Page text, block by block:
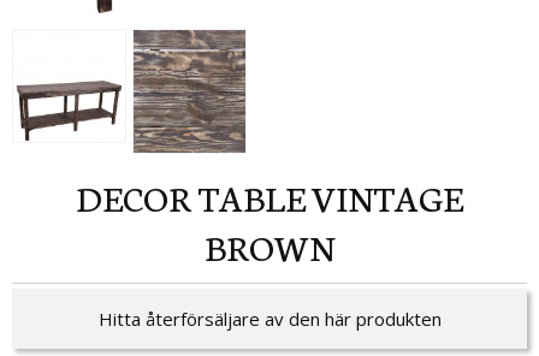
DECOR TABLE VINTAGE
BROWN
Hitta återförsäljare av den här produkten